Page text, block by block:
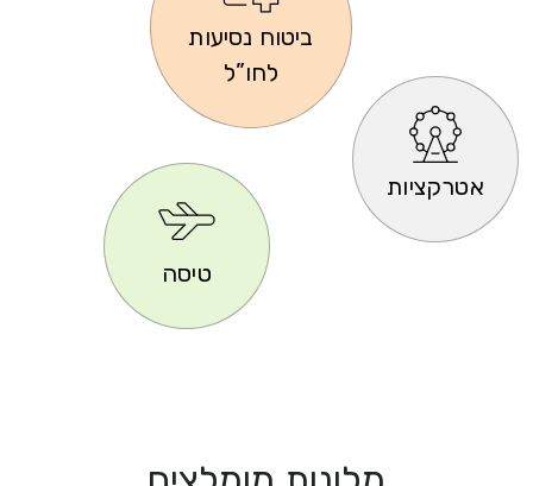
ביטוח נסיעות
לחו”ל
אטרקציות
טיסה